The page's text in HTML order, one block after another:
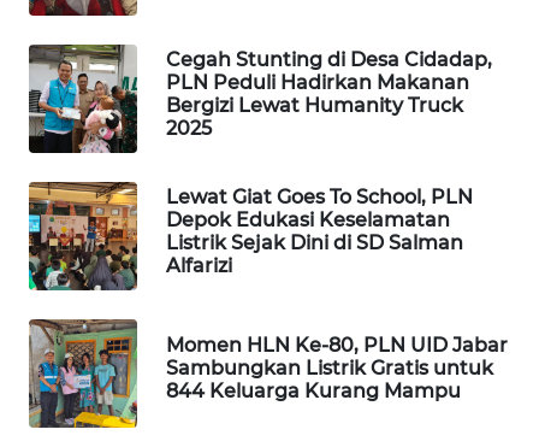
Cegah Stunting di Desa Cidadap,
PLN Peduli Hadirkan Makanan
Bergizi Lewat Humanity Truck
2025
Lewat Giat Goes To School, PLN
Depok Edukasi Keselamatan
Listrik Sejak Dini di SD Salman
Alfarizi
Momen HLN Ke-80, PLN UID Jabar
Sambungkan Listrik Gratis untuk
844 Keluarga Kurang Mampu
NEWS
METRO
JAKARTA
NEWS
KRT
NEWS
KARING
JURNAL
MARITIM